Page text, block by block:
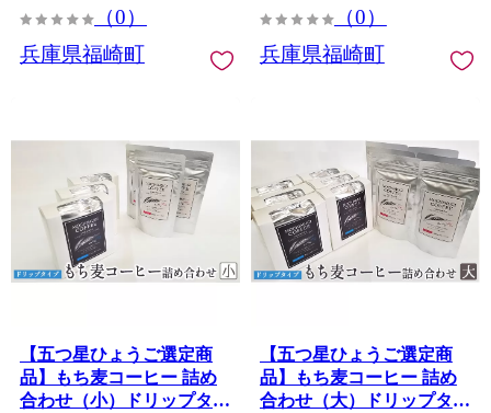
（0）
兵庫県福崎町
（0）
兵庫県福崎町
【五つ星ひょうご選定商
品】もち麦コーヒー 詰め
合わせ（小）ドリップタイ
【五つ星ひょうご選定商
品】もち麦コーヒー 詰め
合わせ（大）ドリップタイ